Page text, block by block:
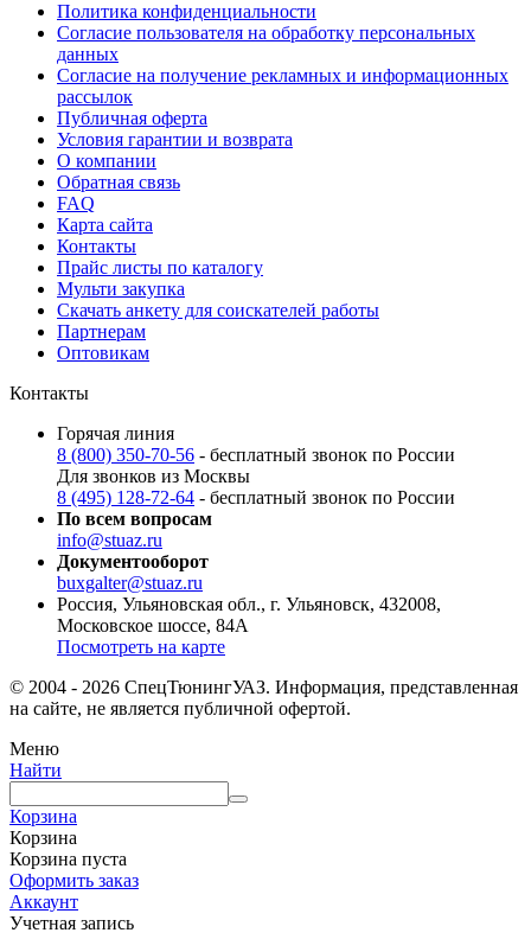
Политика конфиденциальности
Согласие пользователя на обработку персональных
данных
Согласие на получение рекламных и информационных
рассылок
Публичная оферта
Условия гарантии и возврата
О компании
Обратная связь
FAQ
Карта сайта
Контакты
Прайс листы по каталогу
Мульти закупка
Скачать анкету для соискателей работы
Партнерам
Оптовикам
Контакты
Горячая линия
8 (800) 350-70-56 - бесплатный звонок по России
Для звонков из Москвы
8 (495) 128-72-64 - бесплатный звонок по России
По всем вопросам
info@stuaz.ru
Документооборот
buxgalter@stuaz.ru
Россия, Ульяновская обл., г. Ульяновск, 432008,
Московское шоссе, 84А
Посмотреть на карте
© 2004 - 2026 СпецТюнингУАЗ. Информация, представленная
на сайте, не является публичной офертой.
Меню
Найти
Корзина
Корзина
Корзина пуста
Оформить заказ
Аккаунт
Учетная запись